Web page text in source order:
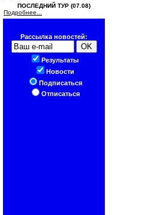
ПОСЛЕДНИЙ ТУР (07.08)
Подробнее...
Рассылка новостей:
Результаты
Новости
Подписаться
Отписаться